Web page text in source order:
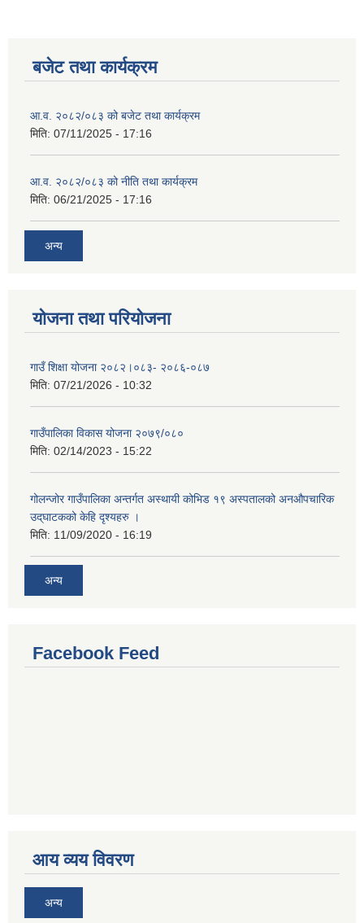
बजेट तथा कार्यक्रम
आ.व. २०८२/०८३ को बजेट तथा कार्यक्रम
मिति: 07/11/2025 - 17:16
आ.व. २०८२/०८३ को नीति तथा कार्यक्रम
मिति: 06/21/2025 - 17:16
अन्य
योजना तथा परियोजना
गाउँ शिक्षा योजना २०८२।०८३- २०८६-०८७
मिति: 07/21/2026 - 10:32
गाउँपालिका विकास योजना २०७९/०८०
मिति: 02/14/2023 - 15:22
गोलन्जोर गाउँपालिका अन्तर्गत अस्थायी कोभिड १९ अस्पतालको अनऔपचारिक
उद्‌घाटकको केहि दृश्यहरु ।
मिति: 11/09/2020 - 16:19
अन्य
Facebook Feed
आय व्यय विवरण
अन्य